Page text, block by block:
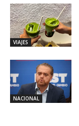
VIAJES
NACIONAL